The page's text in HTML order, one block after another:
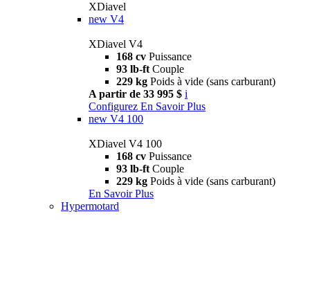
XDiavel
new V4
XDiavel V4
168 cv Puissance
93 lb-ft Couple
229 kg Poids à vide (sans carburant)
A partir de 33 995 $ i
Configurez En Savoir Plus
new V4 100
XDiavel V4 100
168 cv Puissance
93 lb-ft Couple
229 kg Poids à vide (sans carburant)
En Savoir Plus
Hypermotard